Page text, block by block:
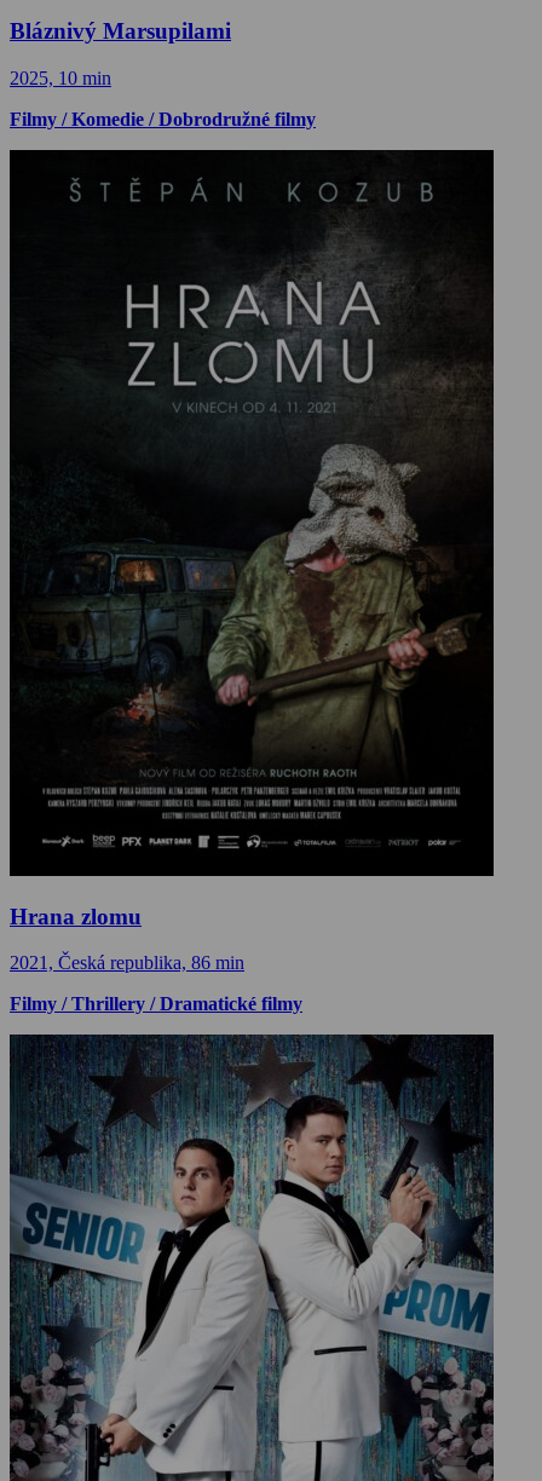
Bláznivý Marsupilami
2025, 10 min
Filmy / Komedie / Dobrodružné filmy
Hrana zlomu
2021, Česká republika, 86 min
Filmy / Thrillery / Dramatické filmy